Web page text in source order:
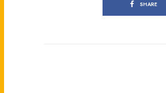
SHARE